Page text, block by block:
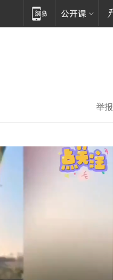
举报